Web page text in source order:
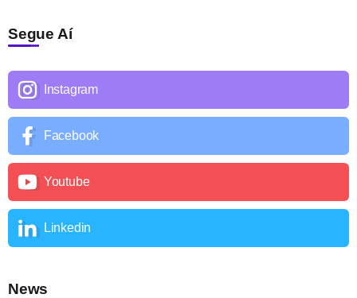
Segue Aí
Instagram
Facebook
Youtube
Linkedin
News